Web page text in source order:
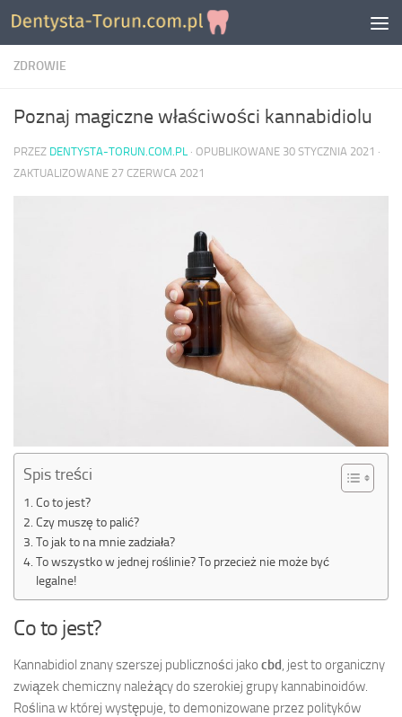
Skip to content
ZDROWIE
Poznaj magiczne właściwości kannabidiolu
PRZEZ DENTYSTA-TORUN.COM.PL · OPUBLIKOWANE 30 STYCZNIA 2021 ·
ZAKTUALIZOWANE 27 CZERWCA 2021
Spis treści
Co to jest?
Czy muszę to palić?
To jak to na mnie zadziała?
To wszystko w jednej roślinie? To przecież nie może być
legalne!
Co to jest?
Kannabidiol znany szerszej publiczności jako cbd, jest to organiczny
związek chemiczny należący do szerokiej grupy kannabinoidów.
Roślina w której występuje, to demonizowane przez polityków